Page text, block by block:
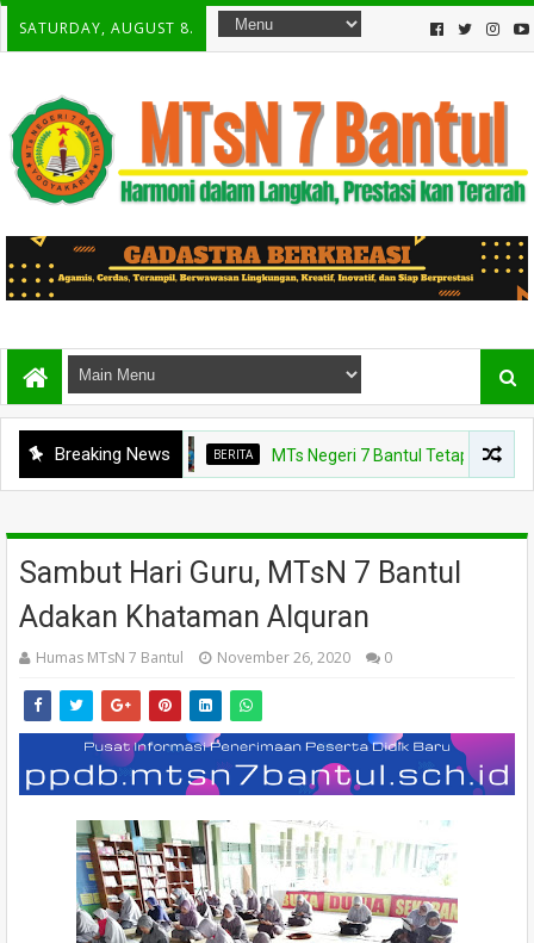
SATURDAY, AUGUST 8.
Breaking NewsBERITA MTs Negeri 7 Bantul Tetapkan Tiga Agen
Sambut Hari Guru, MTsN 7 Bantul
Adakan Khataman Alquran
Humas MTsN 7 Bantul November 26, 2020 0